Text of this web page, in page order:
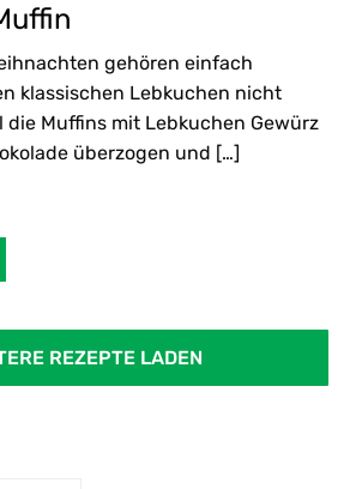
gehören einfach
klassischen Lebkuchen nicht
die Muffins mit Lebkuchen Gewürz
überzogen und […]
REZEPTE LADEN